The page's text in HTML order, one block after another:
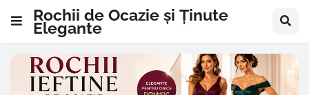
Rochii de Ocazie și Ținute
Elegante